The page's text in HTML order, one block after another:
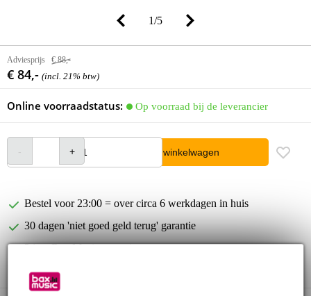
1/5
Adviesprijs € 88,-
€ 84,- (incl. 21% btw)
Online voorraadstatus: Op voorraad bij de leverancier
In winkelwagen
Bestel voor 23:00 = over circa 6 werkdagen in huis
30 dagen 'niet goed geld terug' garantie
3 jaar Bax Music garantie